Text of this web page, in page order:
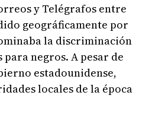
y Telégrafos entre
geográficamente por
la discriminación
negros. A pesar de
estadounidense,
locales de la época